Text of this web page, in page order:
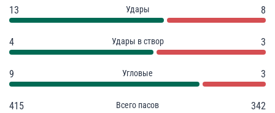
13 Удары 8
4 Удары в створ 3
9 Угловые 3
415 Всего пасов 342